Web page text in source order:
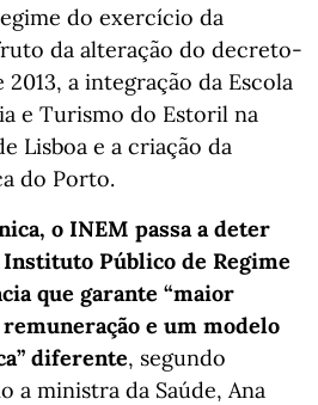
do exercício da
da alteração do decreto-
a integração da Escola
e Turismo do Estoril na
Lisboa e a criação da
do Porto.
o INEM passa a deter
Público de Regime
que garante “maior
e um modelo
diferente, segundo
a ministra da Saúde, Ana